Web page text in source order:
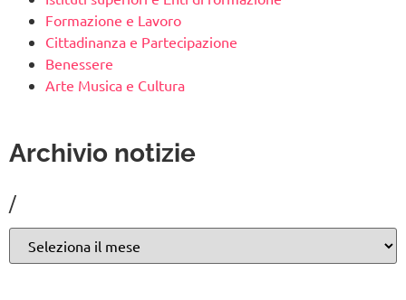
Formazione e Lavoro
Cittadinanza e Partecipazione
Benessere
Arte Musica e Cultura
Archivio notizie
/